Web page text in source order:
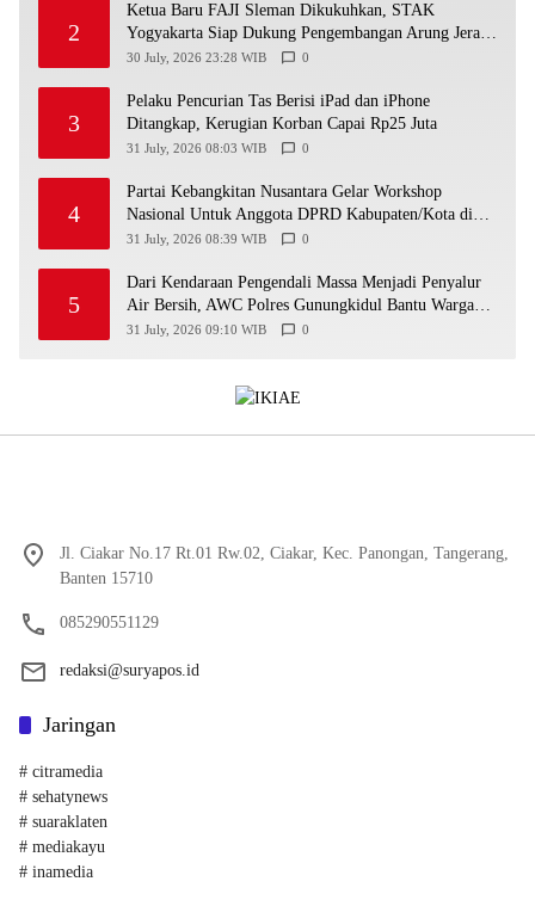
2
Ketua Baru FAJI Sleman Dikukuhkan, STAK
Yogyakarta Siap Dukung Pengembangan Arung Jeram
DIY
30 July, 2026 23:28 WIB 0
3
Pelaku Pencurian Tas Berisi iPad dan iPhone
Ditangkap, Kerugian Korban Capai Rp25 Juta
31 July, 2026 08:03 WIB 0
4
Partai Kebangkitan Nusantara Gelar Workshop
Nasional Untuk Anggota DPRD Kabupaten/Kota di
Yogyakarta
31 July, 2026 08:39 WIB 0
5
Dari Kendaraan Pengendali Massa Menjadi Penyalur
Air Bersih, AWC Polres Gunungkidul Bantu Warga
Kekeringan
31 July, 2026 09:10 WIB 0
Jl. Ciakar No.17 Rt.01 Rw.02, Ciakar, Kec. Panongan, Tangerang,
Banten 15710
085290551129
redaksi@suryapos.id
Jaringan
# citramedia
# sehatynews
# suaraklaten
# mediakayu
# inamedia